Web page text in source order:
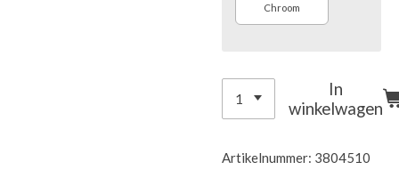
Chroom
In
winkelwagen
Artikelnummer: 3804510